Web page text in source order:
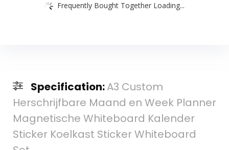
Frequently Bought Together Loading...
Specification:A3 Custom
Herschrijfbare Maand en Week Planner
Magnetische Whiteboard Kalender
Sticker Koelkast Sticker Whiteboard